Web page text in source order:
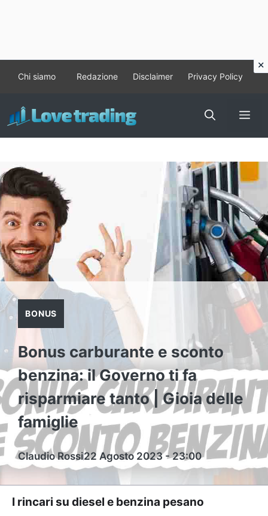
contenuto
Chi siamo Redazione Disclaimer Privacy Policy
BONUS
Bonus carburante e sconto
benzina: il Governo ti fa
risparmiare tanto | Gioia delle
famiglie
Claudio Rossi22 Agosto 2023 - 23:00
I rincari su diesel e benzina pesano